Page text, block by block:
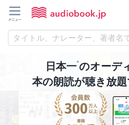
日本一※のオーデ
本の朗読が聴き放